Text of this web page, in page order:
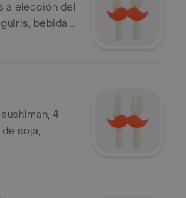
a elección del
bebida a
jengibre,
4
soja,